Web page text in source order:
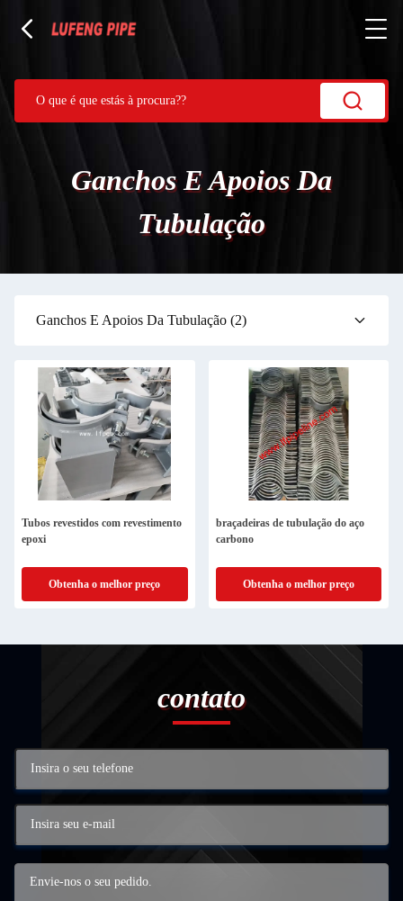
Ganchos E Apoios Da
Tubulação
Ganchos E Apoios Da Tubulação (2)
Tubos revestidos com revestimento
epoxi
Obtenha o melhor preço
braçadeiras de tubulação do aço
carbono
Obtenha o melhor preço
contato